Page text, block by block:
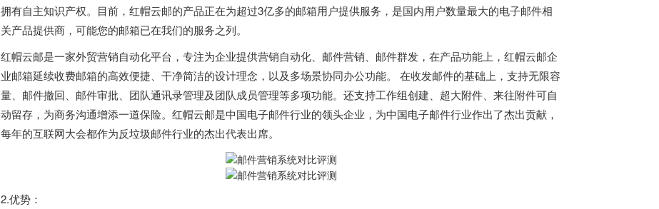
拥有自主知识产权。目前，红帽云邮的产品正在为超过3亿多的邮箱用户提供服务，是国内用户数量最大的电子邮件相
关产品提供商，可能您的邮箱已在我们的服务之列。
红帽云邮是一家外贸营销自动化平台，专注为企业提供营销自动化、邮件营销、邮件群发，在产品功能上，红帽云邮企
业邮箱延续收费邮箱的高效便捷、干净简洁的设计理念，以及多场景协同办公功能。 在收发邮件的基础上，支持无限容
量、邮件撤回、邮件审批、团队通讯录管理及团队成员管理等多项功能。还支持工作组创建、超大附件、来往附件可自
动留存，为商务沟通增添一道保险。红帽云邮是中国电子邮件行业的领头企业，为中国电子邮件行业作出了杰出贡献，
每年的互联网大会都作为反垃圾邮件行业的杰出代表出席。
2.优势：